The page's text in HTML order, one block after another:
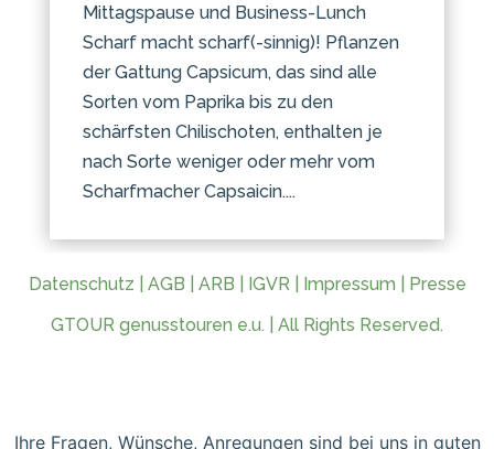
Mittagspause und Business-Lunch
Scharf macht scharf(-sinnig)! Pflanzen
der Gattung Capsicum, das sind alle
Sorten vom Paprika bis zu den
schärfsten Chilischoten, enthalten je
nach Sorte weniger oder mehr vom
Scharfmacher Capsaicin....
Datenschutz AGB ARB IGVR Impressum
Presse
GTOUR genusstouren e.u. | All Rights Reserved.
Ihre Fragen, Wünsche, Anregungen sind bei uns in guten